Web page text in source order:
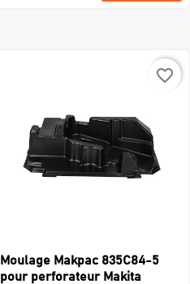
favorite_border
Moulage Makpac 835C84-5
pour perforateur Makita